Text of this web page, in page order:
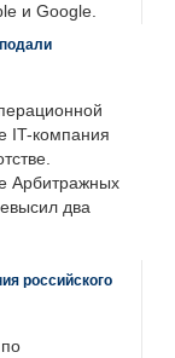
и Google.
IT-компания
Арбитражных
два
российского